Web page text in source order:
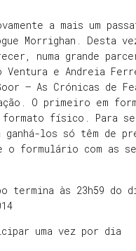
a mais um
Morrighan. Desta
numa grande
Ventura e Andreia
– As Crónicas de
O primeiro em
formato físico. Para se
los só têm de
o formulário com as
termina às 23h59 do
uma vez por dia